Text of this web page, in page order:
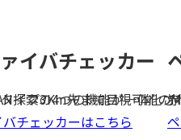
探索の4つの機能が一体化
イバチェッカー
イプ3Km先まで目視可能の
チェッカーはこちら